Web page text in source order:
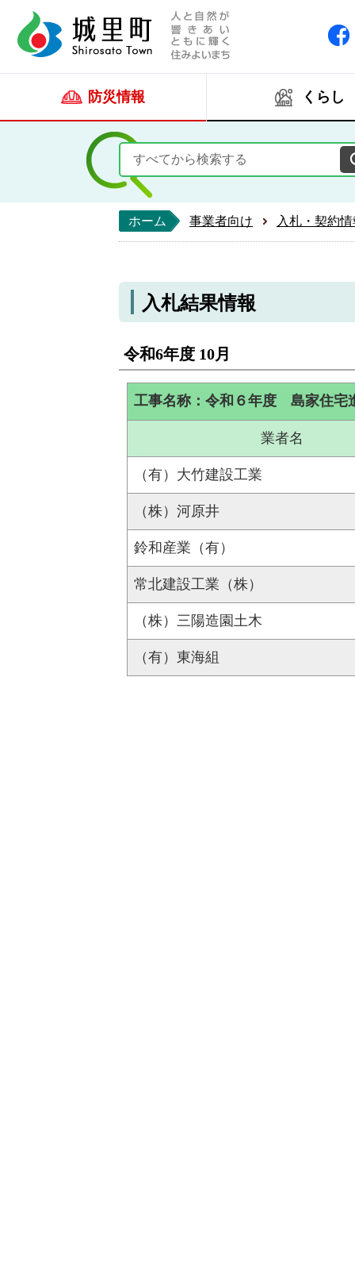
防災情報 くらし
ホーム 事業者向け 入札・契約
入札結果情報
令和6年度 10月
工事名称：令和６年度 島家住宅
業者名
（有）大竹建設工業
（株）河原井
鈴和産業（有）
常北建設工業（株）
（株）三陽造園土木
（有）東海組